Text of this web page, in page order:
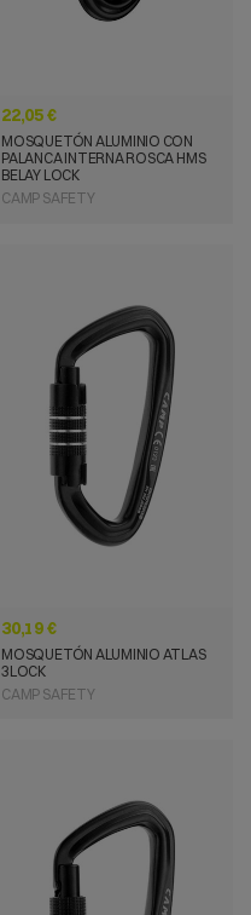
22,05 €
MOSQUETÓN ALUMINIO CON
PALANCA INTERNA ROSCA HMS
BELAY LOCK
CAMP SAFETY
VISTA RÁPIDA
30,19 €
MOSQUETÓN ALUMINIO ATLAS
3LOCK
CAMP SAFETY